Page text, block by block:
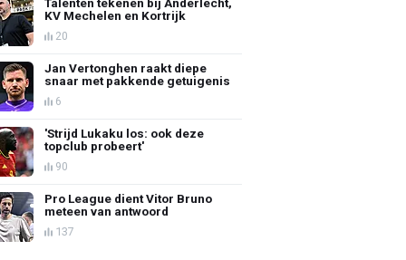
KV Mechelen en Kortrijk
20
Jan Vertonghen raakt diepe
snaar met pakkende getuigenis
6
'Strijd Lukaku los: ook deze
topclub probeert'
90
Pro League dient Vitor Bruno
meteen van antwoord
137